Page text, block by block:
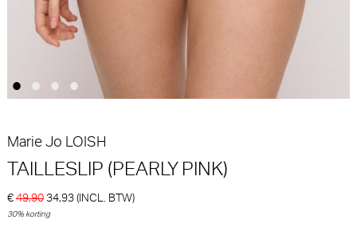
30% korting
30,0021,00
Marie Jo Lisbeth
Voorgevormde BH - BH
Marie Jo LOISH
TAILLESLIP (PEARLY PINK)
€49,90 34,93(INCL. BTW)
30% korting